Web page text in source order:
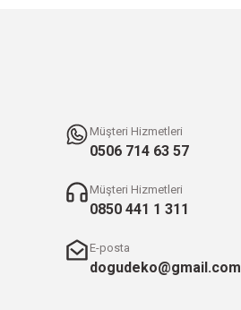
Müşteri Hizmetleri
0506 714 63 57
Müşteri Hizmetleri
0850 441 1 311
E-posta
dogudeko@gmail.com